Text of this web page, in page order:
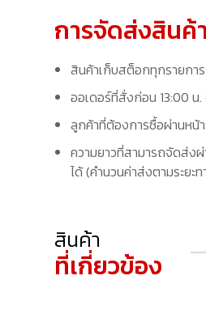
การจัดส่งสินค้า
สินค้าเก็บสต็อกทุกรายกา
ออเดอร์ที่สั่งก่อน 13:00 น
ลูกค้าที่ต้องการซื้อผ่านหน้
ความยาวที่สามารถจัดส่ง
ได้ (คำนวนค่าส่งตามระย
สินค้า
ที่เกี่ยวข้อง